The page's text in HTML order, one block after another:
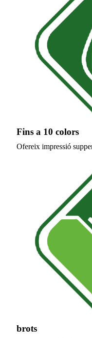
Fins a 10 colors
Ofereix impressió
brots